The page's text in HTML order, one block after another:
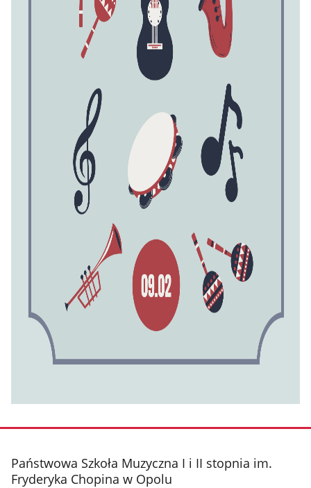
stopka
Państwowa Szkoła Muzyczna I i II stopnia im.
Fryderyka Chopina w Opolu